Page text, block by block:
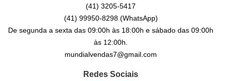
(41) 3205-5417
(41) 99950-8298 (WhatsApp)
De segunda a sexta das 09:00h às 18:00h e sábado das 09:00h
às 12:00h.
mundialvendas7@gmail.com
Redes Sociais